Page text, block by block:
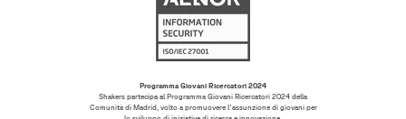
Programma Giovani Ricercatori 2024
Shakers partecipa al Programma Giovani Ricercatori 2024 della
Comunità di Madrid, volto a promuovere l'assunzione di giovani per